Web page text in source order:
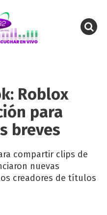
Roblox
para
breves
compartir clips de
nuevas
creadores de títulos